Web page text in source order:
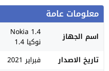
معلومات عامة
اسم الجهاز Nokia 1.4
نوكيا 1.4
تاريخ الاصدار
فبراير 2021